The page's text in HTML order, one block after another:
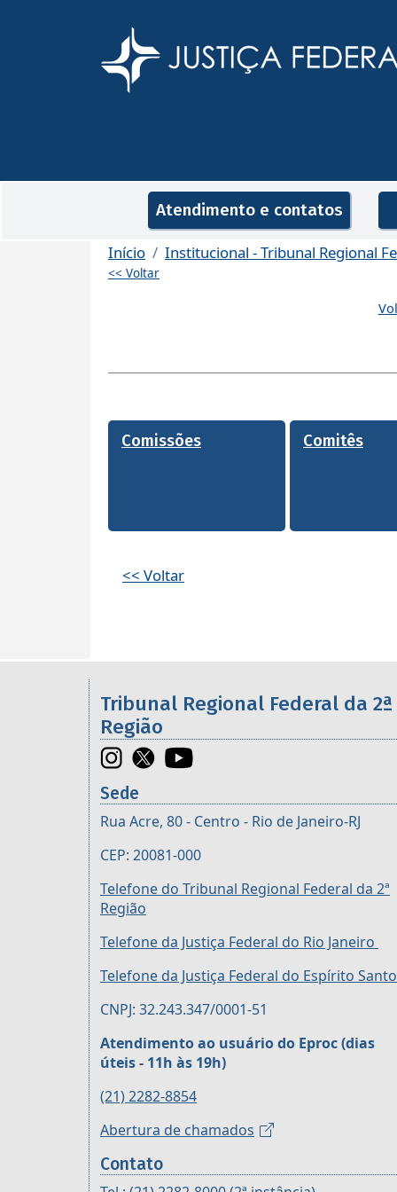
Navegação principal
Atendimento e contatos
Início Institucional - Tribunal Regional
<< Voltar
Comissões Comitês
<< Voltar
Informações úteis sobre os
Tribunal Regional Federal da 2ª
Região
Sede
Rua Acre, 80 - Centro - Rio de Janeiro-RJ
CEP: 20081-000
Telefone do Tribunal Regional Federal da 2ª
Região
Telefone da Justiça Federal do Rio Janeiro
Telefone da Justiça Federal do Espírito Santo
CNPJ: 32.243.347/0001-51
Atendimento ao usuário do Eproc (dias
úteis - 11h às 19h)
(21) 2282-8854
Abertura de chamados
Contato